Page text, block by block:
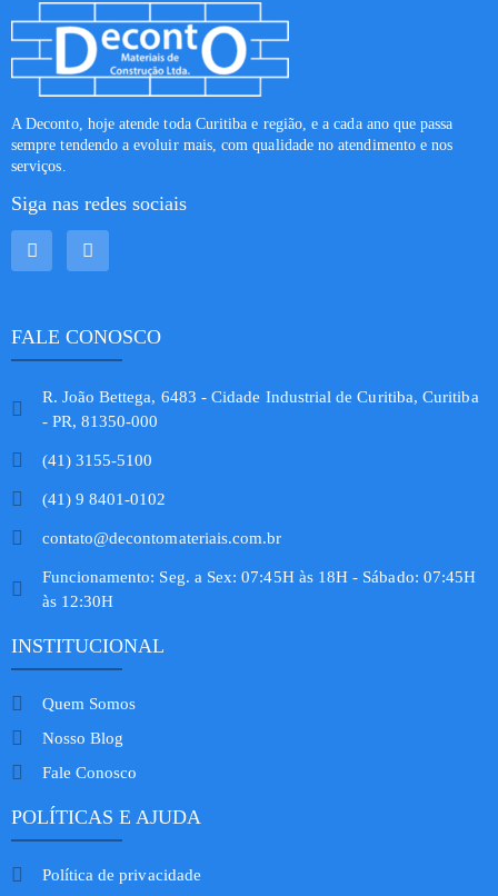
A Deconto, hoje atende toda Curitiba e região, e a cada ano que passa
sempre tendendo a evoluir mais, com qualidade no atendimento e nos
serviços.
Siga nas redes sociais
FALE CONOSCO
R. João Bettega, 6483 - Cidade Industrial de Curitiba, Curitiba
- PR, 81350-000
(41) 3155-5100
(41) 9 8401-0102
contato@decontomateriais.com.br
Funcionamento: Seg. a Sex: 07:45H às 18H - Sábado: 07:45H
às 12:30H
INSTITUCIONAL
Quem Somos
Nosso Blog
Fale Conosco
POLÍTICAS E AJUDA
Política de privacidade